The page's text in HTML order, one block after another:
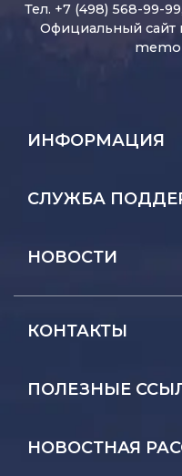
Тел. +7 (498) 568-99-
Официальный сайт
ИНФОРМАЦИЯ
СЛУЖБА
НОВОСТИ
КОНТАКТЫ
ПОЛЕЗНЫЕ
НОВОСТНАЯ